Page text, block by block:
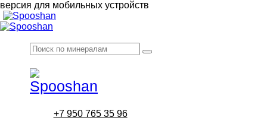
версия для мобильных устройств
+7 950 765 35 96